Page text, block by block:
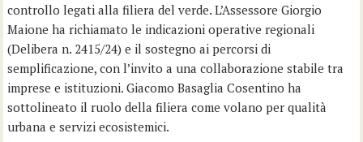
controllo legati alla filiera del verde. L’Assessore Giorgio
Maione ha richiamato le indicazioni operative regionali
(Delibera n. 2415/24) e il sostegno ai percorsi di
semplificazione, con l’invito a una collaborazione stabile tra
imprese e istituzioni. Giacomo Basaglia Cosentino ha
sottolineato il ruolo della filiera come volano per qualità
urbana e servizi ecosistemici.